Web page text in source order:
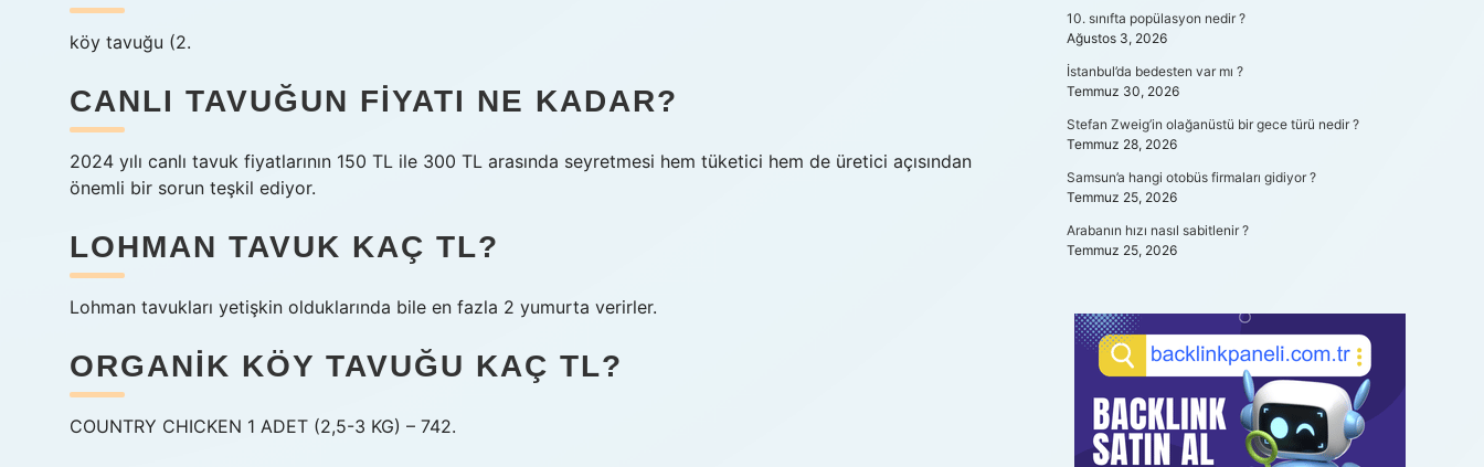
köy tavuğu (2.
CANLI TAVUĞUN FIYATI NE KADAR?
2024 yılı canlı tavuk fiyatlarının 150 TL ile 300 TL arasında seyretmesi hem tüketici hem de üretici açısından
önemli bir sorun teşkil ediyor.
LOHMAN TAVUK KAÇ TL?
Lohman tavukları yetişkin olduklarında bile en fazla 2 yumurta verirler.
ORGANIK KÖY TAVUĞU KAÇ TL?
COUNTRY CHICKEN 1 ADET (2,5-3 KG) – 742.
10. sınıfta popülasyon nedir ?
Ağustos 3, 2026
İstanbul’da bedesten var mı ?
Temmuz 30, 2026
Stefan Zweig’in olağanüstü bir gece türü nedir ?
Temmuz 28, 2026
Samsun’a hangi otobüs firmaları gidiyor ?
Temmuz 25, 2026
Arabanın hızı nasıl sabitlenir ?
Temmuz 25, 2026